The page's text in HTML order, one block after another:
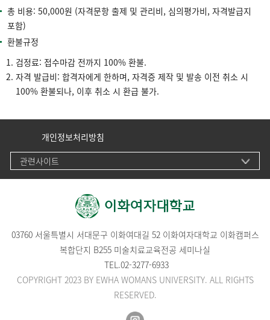
총 비용: 50,000원 (자격문항 출제 및 관리비, 심의평가비, 자격발급지
포함)
환불규정
검정료: 접수마감 전까지 100% 환불.
자격 발급비: 합격자에게 한하며, 자격증 제작 및 발송 이전 취소 시
100% 환불되나, 이후 취소 시 환급 불가.
개인정보처리방침
관련사이트
03760 서울특별시 서대문구 이화여대길 52 이화여자대학교 이화캠퍼스
복합단지 B255 미술치료교육전공 세미나실
TEL.02-3277-6933
COPYRIGHT 2023 BY EWHA WOMANS UNIVERSITY. ALL RIGHTS
RESERVED.